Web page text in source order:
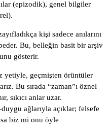
(epizodik), genel bilgiler
kişi sadece anılarını
Bu, belleğin basit bir arşiv
gösterir.
yetiyle, geçmişten örüntüler
Bu sırada “zaman”ı öznel
sıkıcı anlar uzar.
ağlarıyla açıklar; felsefe
biz mi onu öyle